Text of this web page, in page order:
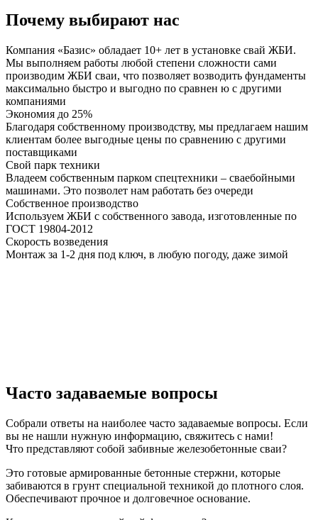
Почему выбирают нас
Компания «Базис» обладает 10+ лет в установке свай ЖБИ.
Мы выполняем работы любой степени сложности сами
производим ЖБИ сваи, что позволяет возводить фундаменты
максимально быстро и выгодно по сравнен ю с другими
компаниями
Экономия до 25%
Благодаря собственному производству, мы предлагаем нашим
клиентам более выгодные цены по сравнению с другими
поставщиками
Свой парк техники
Владеем собственным парком спецтехники – сваебойными
машинами. Это позволет нам работать без очереди
Собственное производство
Используем ЖБИ с собственного завода, изготовленные по
ГОСТ 19804-2012
Скорость возведения
Монтаж за 1-2 дня под ключ, в любую погоду, даже зимой
Часто задаваемые вопросы
Собрали ответы на наиболее часто задаваемые вопросы. Если
вы не нашли нужную информацию, свяжитесь с нами!
Что представляют собой забивные железобетонные сваи?
Это готовые армированные бетонные стержни, которые
забиваются в грунт специальной техникой до плотного слоя.
Обеспечивают прочное и долговечное основание.